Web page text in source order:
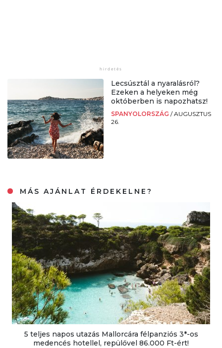
Lecsúsztál a nyaralásról?
Ezeken a helyeken még
októberben is napozhatsz!
SPANYOLORSZÁG /AUGUSZTUS
26.
MÁS AJÁNLAT ÉRDEKELNE?
5 teljes napos utazás Mallorcára félpanziós 3*-os
medencés hotellel, repülővel 86.000 Ft-ért!